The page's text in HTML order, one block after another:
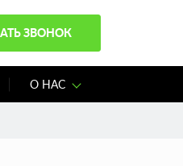
ЗВОНОК
О НАС